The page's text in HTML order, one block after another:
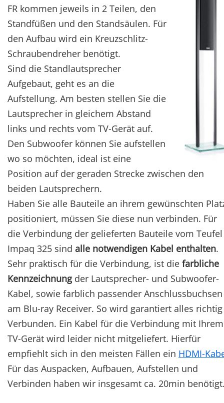
FR kommen jeweils in 2 Teilen, den
Standfüßen und den Standsäulen. Für
den Aufbau wird ein Kreuzschlitz-
Schraubendreher benötigt.
Sind die Standlautsprecher
Aufgebaut, geht es an die
Aufstellung. Am besten stellen Sie die
Lautsprecher in gleichem Abstand
links und rechts vom TV-Gerät auf.
Den Subwoofer können Sie aufstellen
wo so möchten, ideal ist eine
Position auf der geraden Strecke zwischen den
beiden Lautsprechern.
Haben Sie alle Bauteile an ihrem gewünschten
positioniert, müssen Sie diese nun verbinden. Für
die Verbindung der gelieferten Bauteile vom Teufel
Impaq 325 sind alle notwendigen Kabel enthalten.
Sehr praktisch für die Verbindung, ist die farbliche
Kennzeichnungder Lautsprecher- und Subwoofer-
Kabel, sowie farblich passender Anschlussbuchsen
am Blu-ray Receiver. So wird garantiert alles richtig
Verbunden. Ein Kabel für die Verbindung mit Ihrem
TV-Gerät wird leider nicht mitgeliefert. Hierfür
empfiehlt sich in den meisten Fällen ein HDMI-
Für das Auspacken, Aufbauen, Aufstellen und
Verbinden haben wir insgesamt ca. 20min